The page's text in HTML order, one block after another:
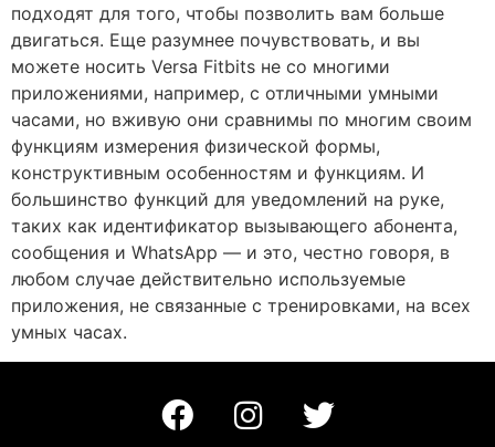
подходят для того, чтобы позволить вам больше
двигаться. Еще разумнее почувствовать, и вы
можете носить Versa Fitbits не со многими
приложениями, например, с отличными умными
часами, но вживую они сравнимы по многим своим
функциям измерения физической формы,
конструктивным особенностям и функциям. И
большинство функций для уведомлений на руке,
таких как идентификатор вызывающего абонента,
сообщения и WhatsApp — и это, честно говоря, в
любом случае действительно используемые
приложения, не связанные с тренировками, на всех
умных часах.